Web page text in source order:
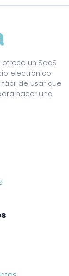
un SaaS
electrónico
de usar que
hacer una